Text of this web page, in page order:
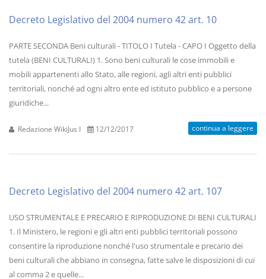
Decreto Legislativo del 2004 numero 42 art. 10
PARTE SECONDA Beni culturali - TITOLO I Tutela - CAPO I Oggetto della
tutela (BENI CULTURALI) 1. Sono beni culturali le cose immobili e
mobili appartenenti allo Stato, alle regioni, agli altri enti pubblici
territoriali, nonché ad ogni altro ente ed istituto pubblico e a persone
giuridiche...
Redazione WikiJus I 12/12/2017 continua a leggere
Decreto Legislativo del 2004 numero 42 art. 107
USO STRUMENTALE E PRECARIO E RIPRODUZIONE DI BENI CULTURALI
1. Il Ministero, le regioni e gli altri enti pubblici territoriali possono
consentire la riproduzione nonché l'uso strumentale e precario dei
beni culturali che abbiano in consegna, fatte salve le disposizioni di cui
al comma 2 e quelle...